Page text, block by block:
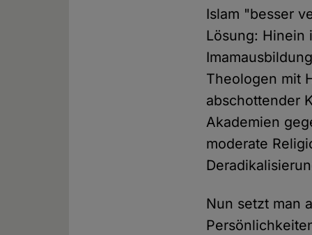
Islam "besser
Lösung: Hinein
Theologen mit
abschottender
Akademien
moderate
Nun setzt man